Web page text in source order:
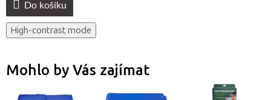
Do košíku
High-contrast mode
Mohlo by Vás zajímat